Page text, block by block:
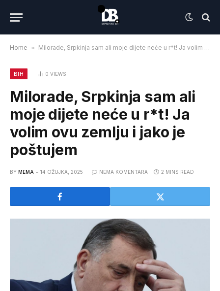
Home » Milorade, Srpkinja sam ali moje dijete neće u r*t! Ja volim ovu zemlju i jako je poštujem
BIH 0 VIEWS
Milorade, Srpkinja sam ali
moje dijete neće u r*t! Ja
volim ovu zemlju i jako je
poštujem
BY MEMA 14 OŽUJKA, 2025 NEMA KOMENTARA 2 MINS READ